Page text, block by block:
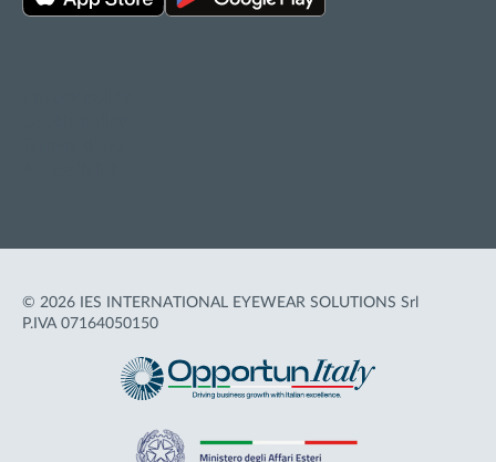
© 2026 IES INTERNATIONAL EYEWEAR SOLUTIONS Srl
P.IVA 07164050150